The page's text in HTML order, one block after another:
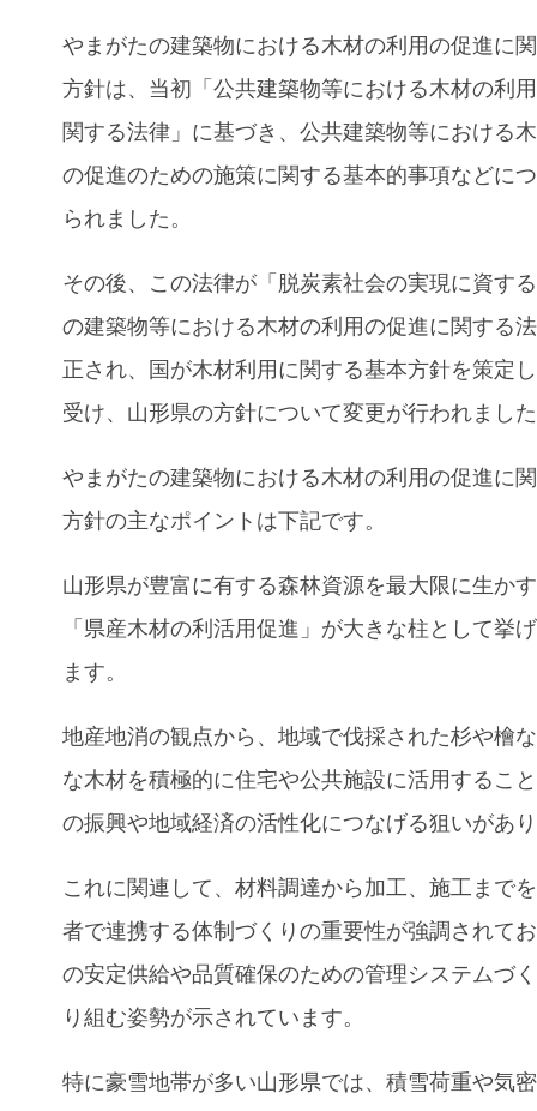
やまがたの建築物における木材の利用の促進に
方針は、当初「公共建築物等における木材の利
関する法律」に基づき、公共建築物等における
の促進のための施策に関する基本的事項などに
られました。
その後、この法律が「脱炭素社会の実現に資す
の建築物等における木材の利用の促進に関する
正され、国が木材利用に関する基本方針を策定
受け、山形県の方針について変更が行われまし
やまがたの建築物における木材の利用の促進に
方針の主なポイントは下記です。
山形県が豊富に有する森林資源を最大限に生か
「県産木材の利活用促進」が大きな柱として挙
ます。
地産地消の観点から、地域で伐採された杉や檜
な木材を積極的に住宅や公共施設に活用するこ
の振興や地域経済の活性化につなげる狙いがあ
これに関連して、材料調達から加工、施工まで
者で連携する体制づくりの重要性が強調されて
の安定供給や品質確保のための管理システムづ
り組む姿勢が示されています。
特に豪雪地帯が多い山形県では、積雪荷重や気